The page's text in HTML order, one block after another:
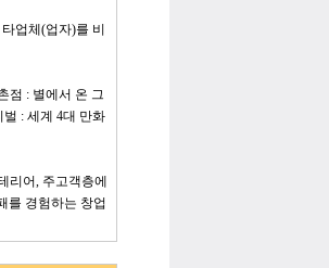
업체(업자)를 비
점 : 별에서 온 그
: 세계 4대 만화
리어, 주고객층에
를 경험하는 창업